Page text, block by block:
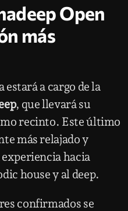
Open
más
estará a cargo de la
, que llevará su
recinto. Este último
más relajado y
hacia
house y al deep.
confirmados se